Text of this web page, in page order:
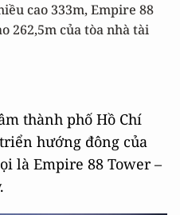
cao 333m, Empire 88
262,5m của tòa nhà tài
thành phố Hồ Chí
hướng đông của
là Empire 88 Tower –